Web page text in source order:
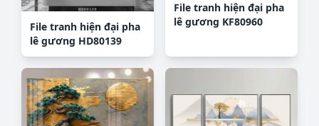
File tranh hiện đại pha
lê gương HD80139
File tranh hiện đại pha
lê gương KF80960